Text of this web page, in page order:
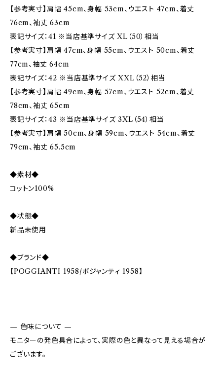
【参考実寸】肩幅 45cm、身幅 53cm、ウエスト 47cm、着丈
76cm、袖丈 63cm
表記サイズ：41 ※当店基準サイズ XL（50）相当
【参考実寸】肩幅 47cm、身幅 55cm、ウエスト 50cm、着丈
77cm、袖丈 64cm
表記サイズ：42 ※当店基準サイズ XXL（52）相当
【参考実寸】肩幅 49cm、身幅 57cm、ウエスト 52cm、着丈
78cm、袖丈 65cm
表記サイズ：43 ※当店基準サイズ 3XL（54）相当
【参考実寸】肩幅 50cm、身幅 59cm、ウエスト 54cm、着丈
79cm、袖丈 65.5cm
◆素材◆
コットン100%
◆状態◆
新品未使用
◆ブランド◆
【POGGIANTI 1958/ポジャンティ 1958】
— 色味について —
モニターの発色具合によって、実際の色と異なって見える場合が
ございます。